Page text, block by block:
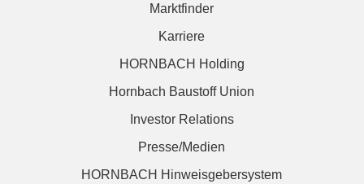
Marktfinder
Karriere
HORNBACH Holding
Hornbach Baustoff Union
Investor Relations
Presse/Medien
HORNBACH Hinweisgebersystem